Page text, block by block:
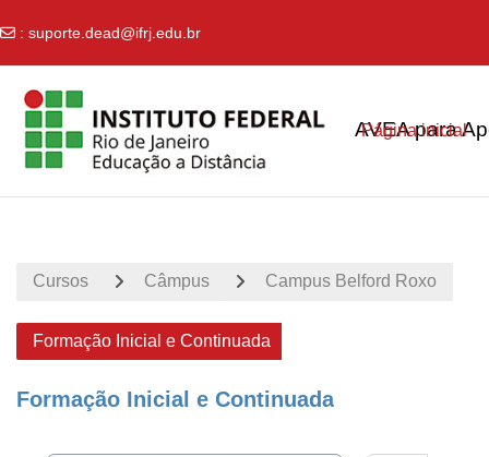
: suporte.dead@ifrj.edu.br
AVEA para
Página inicial
Cursos Câmpus Campus Belford Roxo
Formação Inicial e Continuada
Formação Inicial e Continuada